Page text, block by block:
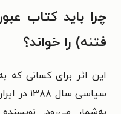
چرا باید کتاب
فتنه) را خواند؟
این اثر برای کسانی که
سیاسی